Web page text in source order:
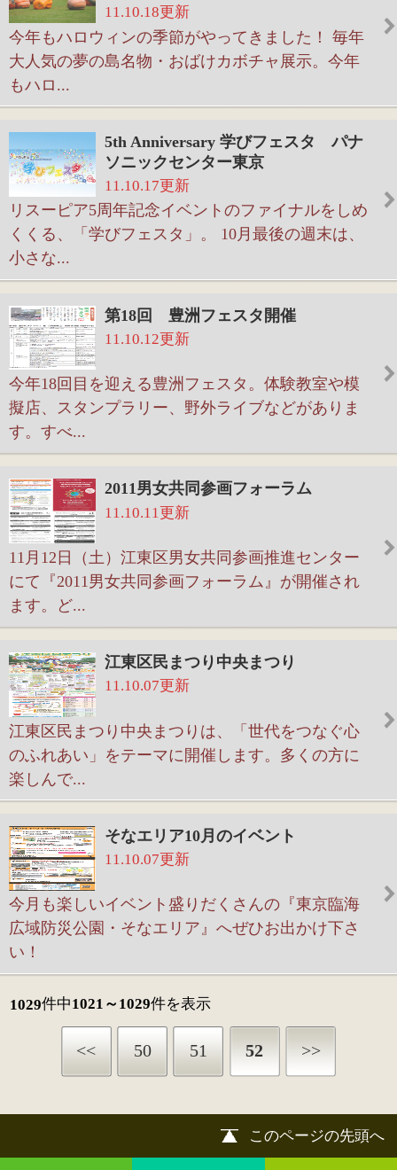
11.10.12更新
今年18回目を迎える豊洲フェスタ。体験教室や模
擬店、スタンプラリー、野外ライブなどがありま
す。すべ...
11.10.11更新
11月12日（土）江東区男女共同参画推進センター
にて『2011男女共同参画フォーラム』が開催され
ます。ど...
江東区民まつり中央まつり
のふれあい」をテーマに開催します。多くの方に
楽しんで...
そなエリア10月のイベント
11.10.07更新
今月も楽しいイベント盛りだくさんの『東京臨海
広域防災公園・そなエリア』へぜひお出かけ下さ
1029件中1021～1029件を表示
<< 50 51 52
このページの先頭へ
江戸川区時間
表示：PC|モバイル